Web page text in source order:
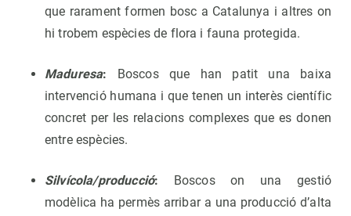
que rarament formen bosc a Catalunya i altres on
hi trobem espècies de flora i fauna protegida.
Maduresa: Boscos que han patit una baixa
intervenció humana i que tenen un interès científic
concret per les relacions complexes que es donen
entre espècies.
Silvícola/producció: Boscos on una gestió
modèlica ha permès arribar a una producció d’alta